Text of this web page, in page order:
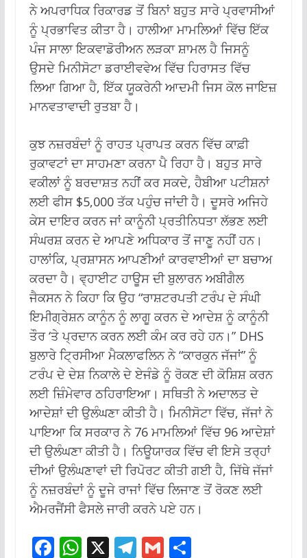
ਨੇ ਅਪਰਾਧਿਕ ਰਿਕਾਰਡ ਤੋਂ ਬਿਨਾਂ ਬਹੁਤ ਸਾਰੇ ਪ੍ਰਵਾਸੀਆਂ
ਨੂੰ ਪ੍ਰਭਾਵਿਤ ਕੀਤਾ ਹੈ। ਹਾਲੀਆ ਮਾਮਲਿਆਂ ਵਿੱਚ ਇੱਕ
ਪੰਜ ਸਾਲਾ ਇਕਵਾਡੋਰੀਅਨ ਲੜਕਾ ਸ਼ਾਮਲ ਹੈ ਜਿਸਨੂੰ
ਉਸਦੇ ਮਿਨੀਸੋਟਾ ਡਰਾਈਵਵੇਅ ਵਿੱਚ ਹਿਰਾਸਤ ਵਿੱਚ
ਲਿਆ ਗਿਆ ਹੈ, ਇੱਕ ਯੂਕਰੇਨੀ ਆਦਮੀ ਜਿਸ ਕੋਲ ਜਾਇਜ਼
ਮਾਨਵਤਾਵਾਦੀ ਰੁਤਬਾ ਹੈ।
ਕੁਝ ਨਜ਼ਰਬੰਦਾਂ ਨੂੰ ਰਾਹਤ ਪ੍ਰਾਪਤ ਕਰਨ ਵਿੱਚ ਕਾਫ਼ੀ
ਰੁਕਾਵਟਾਂ ਦਾ ਸਾਹਮਣਾ ਕਰਨਾ ਪੈ ਰਿਹਾ ਹੈ। ਬਹੁਤ ਸਾਰੇ
ਵਕੀਲਾਂ ਨੂੰ ਬਰਦਾਸ਼ਤ ਨਹੀਂ ਕਰ ਸਕਦੇ, ਹੈਬੀਆ ਪਟੀਸ਼ਨਾਂ
ਲਈ ਫੀਸ $5,000 ਤੱਕ ਪਹੁੰਚ ਜਾਂਦੀ ਹੈ। ਦੂਸਰੇ ਅਜਿਹੇ
ਕੇਸ ਦਾਇਰ ਕਰਨ ਜਾਂ ਕਾਨੂੰਨੀ ਪ੍ਰਤੀਨਿਧਤਾ ਲੱਭਣ ਲਈ
ਸੰਘਰਸ਼ ਕਰਨ ਦੇ ਆਪਣੇ ਅਧਿਕਾਰ ਤੋਂ ਜਾਣੂ ਨਹੀਂ ਹਨ।
ਹਾਲਾਂਕਿ, ਪ੍ਰਸ਼ਾਸਨ ਆਪਣੀਆਂ ਕਾਰਵਾਈਆਂ ਦਾ ਬਚਾਅ
ਕਰਦਾ ਹੈ। ਵ੍ਹਾਈਟ ਹਾਊਸ ਦੀ ਬੁਲਾਰਨ ਅਬੀਗੈਲ
ਜੈਕਸਨ ਨੇ ਕਿਹਾ ਕਿ ਉਹ “ਰਾਸ਼ਟਰਪਤੀ ਟਰੰਪ ਦੇ ਸੰਘੀ
ਇਮੀਗ੍ਰੇਸ਼ਨ ਕਾਨੂੰਨ ਨੂੰ ਲਾਗੂ ਕਰਨ ਦੇ ਆਦੇਸ਼ ਨੂੰ ਕਾਨੂੰਨੀ
ਤੌਰ ‘ਤੇ ਪ੍ਰਦਾਨ ਕਰਨ ਲਈ ਕੰਮ ਕਰ ਰਹੇ ਹਨ।” DHS
ਬੁਲਾਰੇ ਟ੍ਰਿਸੀਆ ਮੈਕਲਾਫਲਿਨ ਨੇ “ਕਾਰਕੁਨ ਜੱਜਾਂ” ਨੂੰ
ਟਰੰਪ ਦੇ ਦੇਸ਼ ਨਿਕਾਲੇ ਦੇ ਏਜੰਡੇ ਨੂੰ ਰੋਕਣ ਦੀ ਕੋਸ਼ਿਸ਼ ਕਰਨ
ਲਈ ਜ਼ਿੰਮੇਵਾਰ ਠਹਿਰਾਇਆ। ਸਥਿਤੀ ਨੇ ਅਦਾਲਤ ਦੇ
ਆਦੇਸ਼ਾਂ ਦੀ ਉਲੰਘਣਾ ਕੀਤੀ ਹੈ। ਮਿਨੀਸੋਟਾ ਵਿੱਚ, ਜੱਜਾਂ ਨੇ
ਪਾਇਆ ਕਿ ਸਰਕਾਰ ਨੇ 76 ਮਾਮਲਿਆਂ ਵਿੱਚ 96 ਆਦੇਸ਼ਾਂ
ਦੀ ਉਲੰਘਣਾ ਕੀਤੀ ਹੈ। ਨਿਊਯਾਰਕ ਵਿੱਚ ਵੀ ਇਸੇ ਤਰ੍ਹਾਂ
ਦੀਆਂ ਉਲੰਘਣਾਵਾਂ ਦੀ ਰਿਪੋਰਟ ਕੀਤੀ ਗਈ ਹੈ, ਜਿੱਥੇ ਜੱਜਾਂ
ਨੂੰ ਨਜ਼ਰਬੰਦਾਂ ਨੂੰ ਦੂਜੇ ਰਾਜਾਂ ਵਿੱਚ ਲਿਜਾਣ ਤੋਂ ਰੋਕਣ ਲਈ
ਐਮਰਜੈਂਸੀ ਫੈਸਲੇ ਜਾਰੀ ਕਰਨੇ ਪਏ ਹਨ।
F W X T G S